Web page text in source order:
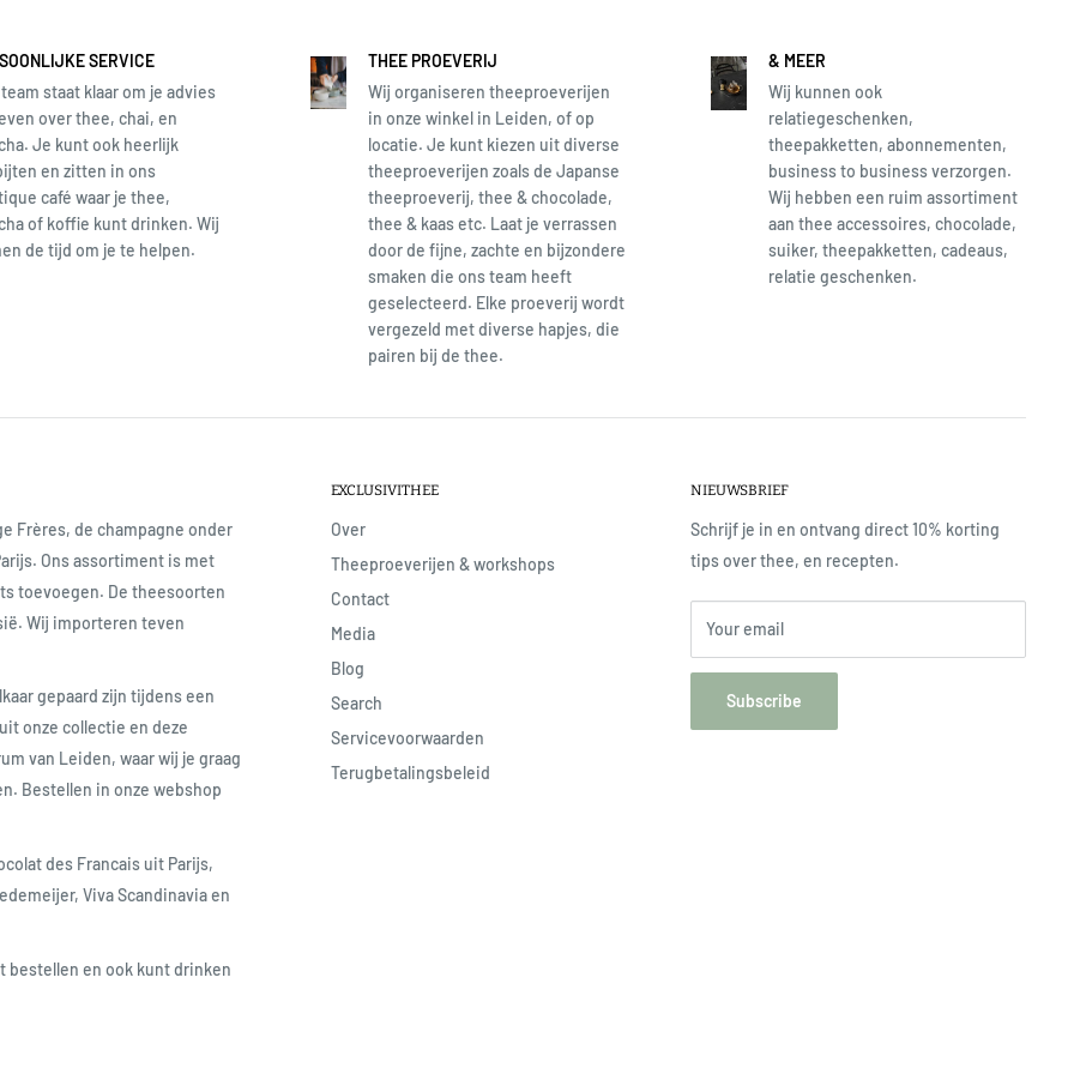
in de theewereld.
en de nieuwste
die in thee worden
En alles is natuurlijk
veel diepgang en
op een hoog
SERVICE
team staat klaar om je advies
over thee, chai, en
Je kunt ook heerlijk
en zitten in ons
café waar je thee,
of koffie kunt drinken. Wij
de tijd om je te helpen.
THEE PROEVERIJ
Wij organiseren theeproeverijen
in onze winkel in Leiden, of op
locatie. Je kunt kiezen uit diverse
theeproeverijen zoals de Japanse
theeproeverij, thee & chocolade,
thee & kaas etc. Laat je verrassen
door de fijne, zachte en bijzondere
smaken die ons team heeft
geselecteerd. Elke proeverij wordt
vergezeld met diverse hapjes, die
pairen bij de thee.
& MEER
Wij kunnen ook
relatiegeschenken,
theepakketten, abonnementen,
business to business verzorgen.
Wij hebben een ruim assortiment
aan thee accessoires, chocolade,
suiker, theepakketten, cadeaus,
relatie geschenken.
Frères, de champagne onder
Ons assortiment is met
toevoegen. De theesoorten
Wij importeren teven
gepaard zijn tijdens een
onze collectie en deze
van Leiden, waar wij je graag
Bestellen in onze webshop
des Francais uit Parijs,
Viva Scandinavia en
bestellen en ook kunt drinken
EXCLUSIVITHEE
Over
Theeproeverijen & workshops
Contact
Media
Blog
Search
Servicevoorwaarden
Terugbetalingsbeleid
NIEUWSBRIEF
Schrijf je in en ontvang direct 10% korting
tips over thee, en recepten.
Your email
Subscribe